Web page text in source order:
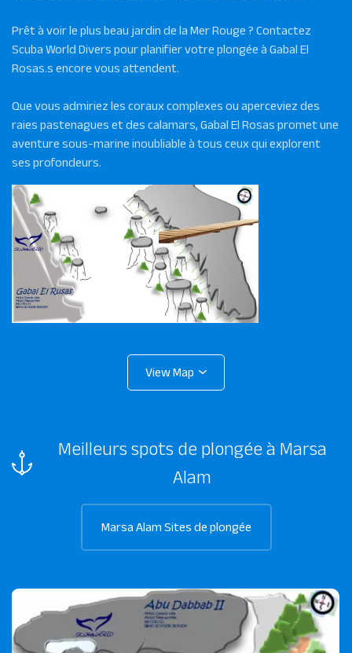
Prêt à voir le plus beau jardin de la Mer Rouge ? Contactez
Scuba World Divers pour planifier votre plongée à Gabal El
Rosas.s encore vous attendent.
Que vous admiriez les coraux complexes ou aperceviez des
raies pastenagues et des calamars, Gabal El Rosas promet une
aventure sous-marine inoubliable à tous ceux qui explorent
ses profondeurs.
Meilleurs spots de plongée à Marsa
Alam
Marsa Alam Sites de plongée